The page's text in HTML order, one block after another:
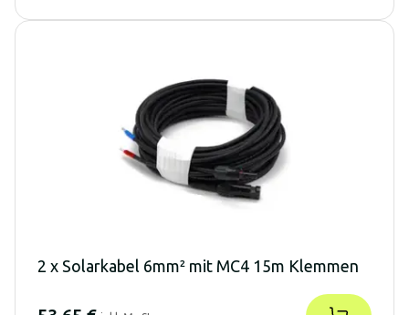
2 x Solarkabel 6mm² mit MC4 15m Klemmen